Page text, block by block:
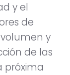
y el
de
y
de las
próxima